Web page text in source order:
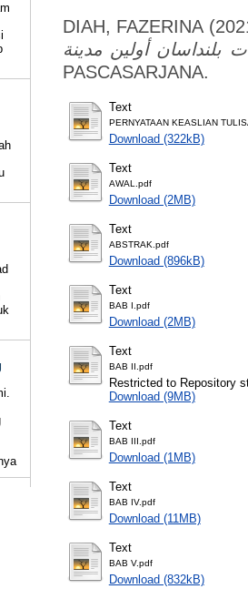
DIAH, FAZERINA
PASCASARJANA.
Text
PERNYATAAN KEASLIAN
Download (322kB)
Text
AWAL.pdf
Download (2MB)
Text
ABSTRAK.pdf
Download (896kB)
Text
BAB I.pdf
Download (2MB)
Text
BAB II.pdf
Restricted to Repository
Download (9MB)
Text
BAB III.pdf
Download (1MB)
Text
BAB IV.pdf
Download (11MB)
Text
BAB V.pdf
Download (832kB)